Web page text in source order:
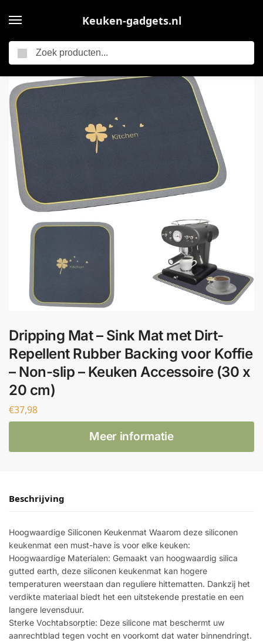
Keuken-gadgets.nl
Dripping Mat – Sink Mat met Dirt-Repellent Rubber Backing voor Koffie – Non-slip – Keuken Accessoire (30 x 20 cm)
Dripping Mat – Sink Mat met Dirt-
Repellent Rubber Backing voor Koffie
– Non-slip – Keuken Accessoire (30 x
20 cm)
€37,98
Meer informatie
Beschrijving
Hoogwaardige Siliconen Keukenmat Waarom deze siliconen
keukenmat een must-have is voor elke keuken:
Hoogwaardige Materialen: Gemaakt van hoogwaardig silica
gutted earth, deze siliconen keukenmat kan hogere
temperaturen weerstaan dan reguliere hittematten. Dankzij het
verdikte materiaal biedt het een uitstekende prestatie en een
langere levensduur.
Sterke Vochtabsorptie: Deze silicone mat beschermt uw
aanrechtblad tegen vocht en voorkomt dat water binnendringt.